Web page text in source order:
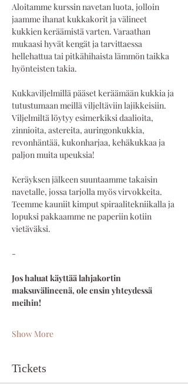
Aloitamme kurssin navetan luota, jolloin
jaamme ihanat kukkakorit ja välineet
kukkien keräämistä varten. Varaathan
mukaasi hyvät kengät ja tarvittaessa
hellehattua tai pitkähihaista lämmön taikka
hyönteisten takia.
Kukkaviljelmillä pääset keräämään kukkia ja
tutustumaan meillä viljeltäviin lajikkeisiin.
Viljelmiltä löytyy esimerkiksi daalioita,
zinnioita, astereita, auringonkukkia,
revonhäntää, kukonharjaa, kehäkukkaa ja
paljon muita upeuksia!
Keräyksen jälkeen suuntaamme takaisin
navetalle, jossa tarjolla myös virvokkeita.
Teemme kauniit kimput spiraalitekniikalla ja
lopuksi pakkaamme ne paperiin kotiin
vietäväksi.
-
Jos haluat käyttää lahjakortin
maksuvälineenä, ole ensin yhteydessä
meihin!
Show More
Tickets